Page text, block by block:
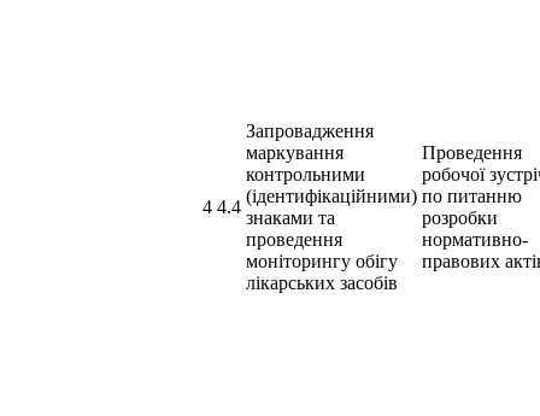
4 4.4
Запровадження
маркування
контрольними
(ідентифікаційними)
знаками та
проведення
моніторингу обігу
лікарських засобів
Проведення
робочої
по питанню
розробки
нормативно-
правових